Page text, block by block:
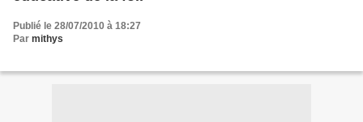
Publié le 28/07/2010 à 18:27
Par mithys